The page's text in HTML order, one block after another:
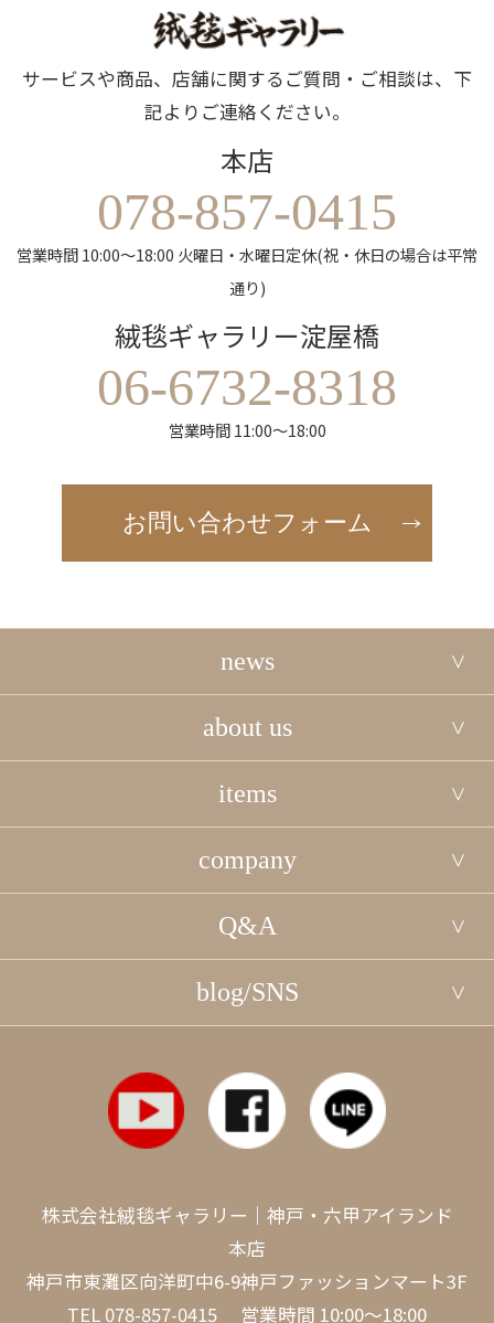
サービスや商品、店舗に関するご質問・ご相談は、下
記よりご連絡ください。
本店
078-857-0415
営業時間 10:00～18:00 火曜日・水曜日定休(祝・休日の場合は平常
通り)
絨毯ギャラリー淀屋橋
06-6732-8318
営業時間 11:00～18:00
お問い合わせフォーム
news
about us
items
company
Q&A
blog/SNS
株式会社絨毯ギャラリー｜神戸・六甲アイランド
本店
神戸市東灘区向洋町中6-9神戸ファッションマート3F
TEL 078-857-0415 営業時間 10:00～18:00